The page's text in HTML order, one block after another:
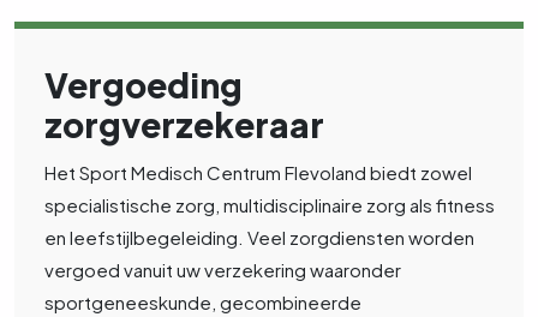
Vergoeding
zorgverzekeraar
Het Sport Medisch Centrum Flevoland biedt zowel
specialistische zorg, multidisciplinaire zorg als fitness
en leefstijlbegeleiding. Veel zorgdiensten worden
vergoed vanuit uw verzekering waaronder
sportgeneeskunde, gecombineerde